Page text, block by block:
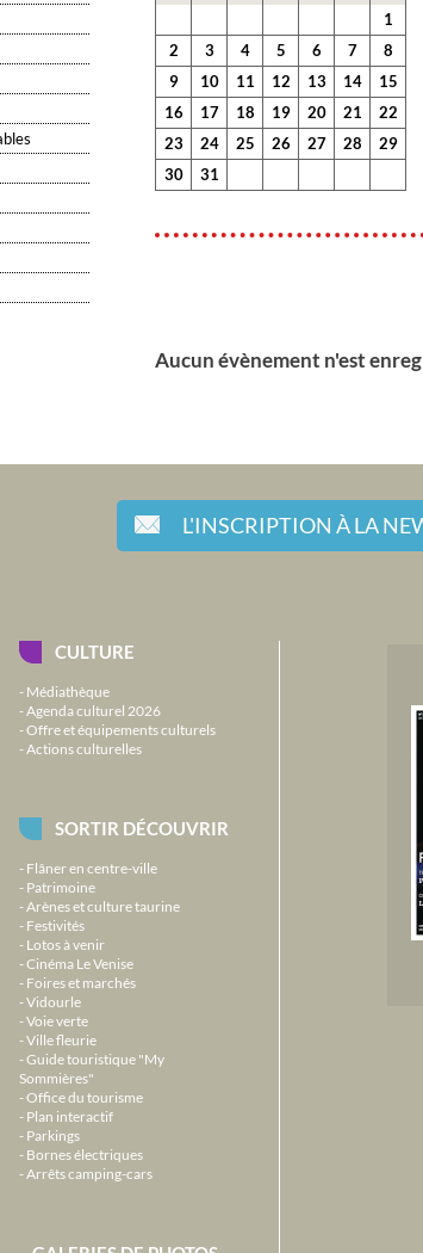
1
2
3 4 5 6 7
8
9
10 11 12 13 14
15
16
17 18 19 20 21
22
23
24 25 26 27 28
29
30
31
Aucun évènement n'est
L'INSCRIPTION À LA
CULTURE
Médiathèque
Agenda culturel 2026
Offre et équipements culturels
Actions culturelles
SORTIR DÉCOUVRIR
Flâner en centre-ville
Patrimoine
Arènes et culture taurine
Festivités
Lotos à venir
Cinéma Le Venise
Foires et marchés
Vidourle
Voie verte
Ville fleurie
Guide touristique "My
Sommières"
Office du tourisme
Plan interactif
Parkings
Bornes électriques
Arrêts camping-cars